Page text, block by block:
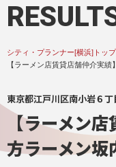
シティ・プランナー[横浜]トップ
【ラーメン店賃貸店舗仲介実
東京都江戸川区南小岩６
【ラーメン
方ラーメン